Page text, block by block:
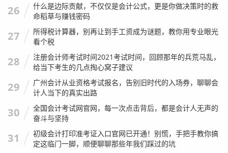
26
什么是边际贡献，不仅仅是会计公式，更是你做决策时的救
命稻草与赚钱密码
27
所得税计算器，别再让到手工资成为谜题，教你用专业眼光
看个税
28
注册会计师考试时间2021考试时间，回顾那年的兵荒马乱，
给当下考生的几点掏心窝子建议
29
广州会计从业资格考试报名，告别旧时代的入场券，聊聊会
计人当下的真实出路
30
全国会计考试网官网，每一次点击背后，都是会计人无声的
奋斗与坚持
31
初级会计打印准考证入口官网已开通！别慌，手把手教你搞
定这临门一脚，顺便聊聊那些年我们踩过的坑